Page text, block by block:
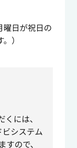
日が祝日の
）
には、
システム
ので、